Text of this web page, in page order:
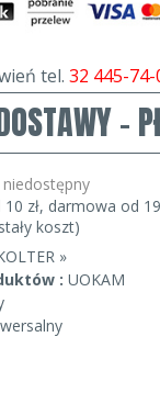
tel. 32 445-74-
-
niedostępny
10 zł, darmowa od
koszt)
»
: UOKAM